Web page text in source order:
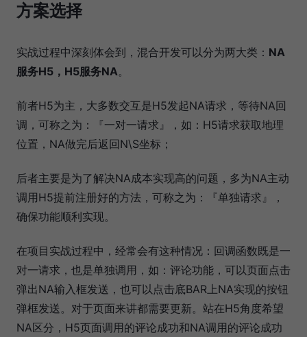
方案选择
实战过程中深刻体会到，混合开发可以分为两大类： NA
服务H5，H5服务NA。
前者H5为主，大多数交互是H5发起NA请求，等待NA回
调，可称之为：『一对一请求』，如：H5请求获取地理
位置，NA做完后返回N\S坐标；
后者主要是为了解决NA成本实现高的问题，多为NA主动
调用H5提前注册好的方法，可称之为：『单独请求』，
确保功能顺利实现。
在项目实战过程中，经常会有这种情况：回调函数既是一
对一请求，也是单独调用，如：评论功能，可以页面点击
弹出NA输入框发送，也可以点击底BAR上NA实现的按钮
弹框发送。对于页面来讲都需要更新。站在H5角度希望
NA区分，H5页面调用的评论成功和NA调用的评论成功